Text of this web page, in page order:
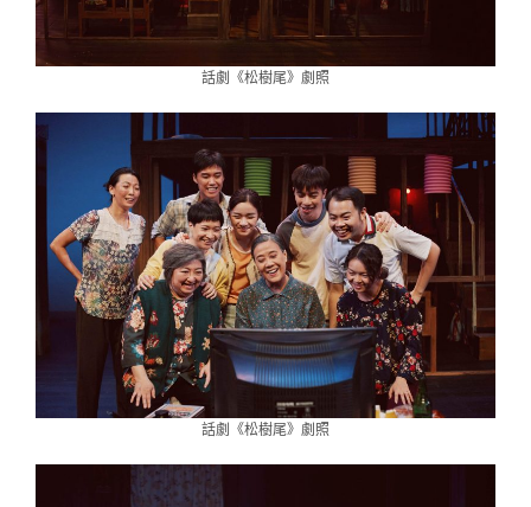
話劇《松樹尾》劇照
話劇《松樹尾》劇照